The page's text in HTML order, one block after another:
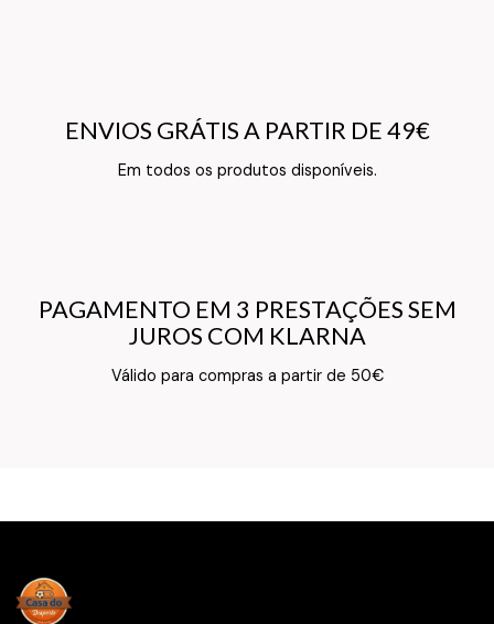
ENVIOS GRÁTIS A PARTIR DE 49€
Em todos os produtos disponíveis.
ENVIOS GRÁTIS A PARTIR DE 49€
Texto do Verso do Cartão de Informação
PAGAMENTO EM 3 PRESTAÇÕES SEM
JUROS COM KLARNA
Válido para compras a partir de 50€
PAGAMENTO EM 3 PRESTAÇÕES SEM
JUROS COM KLARNA
Texto do Verso do Cartão de Informação